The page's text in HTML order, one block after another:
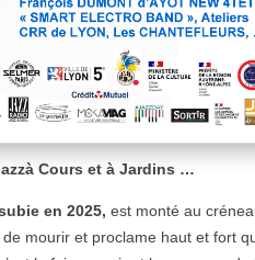
Cours et à Jardins …
en 2025, est monté au
mourir et proclame haut et fort